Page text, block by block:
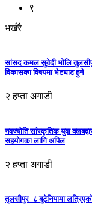
९
भर्खरै
सांसद कमल सुवेदी भोलि
विकासका विषयमा भेटघाट हुने
२ हप्ता अगाडी
नवज्योति सांस्कृतिक युवा
सहयोगका लागि अपिल
२ हप्ता अगाडी
तुलसीपुर–८ बुटेनियामा